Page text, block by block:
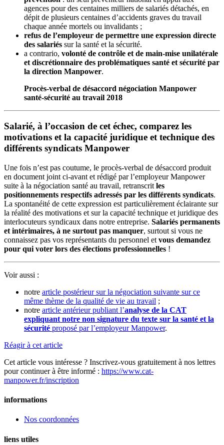
agences pour des centaines milliers de salariés détachés, en
dépit de plusieurs centaines d’accidents graves du travail
chaque année mortels ou invalidants ;
refus de l’employeur de permettre une expression directe
des salariés sur la santé et la sécurité.
a contrario, volonté de contrôle et de main-mise unilatérale
et discrétionnaire des problématiques santé et sécurité par
la direction Manpower.
Procès-verbal de désaccord négociation Manpower
santé-sécurité au travail 2018
Salarié, à l’occasion de cet échec, comparez les
motivations et la capacité juridique et technique des
différents syndicats Manpower
Une fois n’est pas coutume, le procès-verbal de désaccord produit
en document joint ci-avant et rédigé par l’employeur Manpower
suite à la négociation santé au travail, retranscrit les
positionnements respectifs adressés par les différents syndicats.
La spontanéité de cette expression est particulièrement éclairante sur
la réalité des motivations et sur la capacité technique et juridique des
interlocuteurs syndicaux dans notre entreprise. Salariés permanents
et intérimaires, à ne surtout pas manquer, surtout si vous ne
connaissez pas vos représentants du personnel et vous demandez
pour qui voter lors des élections professionnelles !
Voir aussi :
notre article postérieur sur la négociation suivante sur ce
même thème de la qualité de vie au travail ;
notre article antérieur publiant l’analyse de la CAT
expliquant notre non signature du texte sur la santé et la
sécurité proposé par l’employeur Manpower.
Réagir à cet article
Cet article vous intéresse ? Inscrivez-vous gratuitement à nos lettres
pour continuer à être informé : https://www.cat-
manpower.fr/inscription
informations
Nos coordonnées
liens utiles